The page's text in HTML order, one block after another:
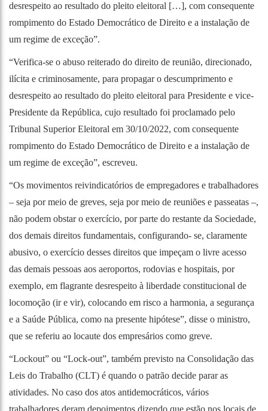
desrespeito ao resultado do pleito eleitoral […], com consequente
rompimento do Estado Democrático de Direito e a instalação de
um regime de exceção”.
“Verifica-se o abuso reiterado do direito de reunião, direcionado,
ilícita e criminosamente, para propagar o descumprimento e
desrespeito ao resultado do pleito eleitoral para Presidente e vice-
Presidente da República, cujo resultado foi proclamado pelo
Tribunal Superior Eleitoral em 30/10/2022, com consequente
rompimento do Estado Democrático de Direito e a instalação de
um regime de exceção”, escreveu.
“Os movimentos reivindicatórios de empregadores e trabalhadores
– seja por meio de greves, seja por meio de reuniões e passeatas –,
não podem obstar o exercício, por parte do restante da Sociedade,
dos demais direitos fundamentais, configurando- se, claramente
abusivo, o exercício desses direitos que impeçam o livre acesso
das demais pessoas aos aeroportos, rodovias e hospitais, por
exemplo, em flagrante desrespeito à liberdade constitucional de
locomoção (ir e vir), colocando em risco a harmonia, a segurança
e a Saúde Pública, como na presente hipótese”, disse o ministro,
que se referiu ao locaute dos empresários como greve.
“Lockout” ou “Lock-out”, também previsto na Consolidação das
Leis do Trabalho (CLT) é quando o patrão decide parar as
atividades. No caso dos atos antidemocráticos, vários
trabalhadores deram depoimentos dizendo que estão nos locais de